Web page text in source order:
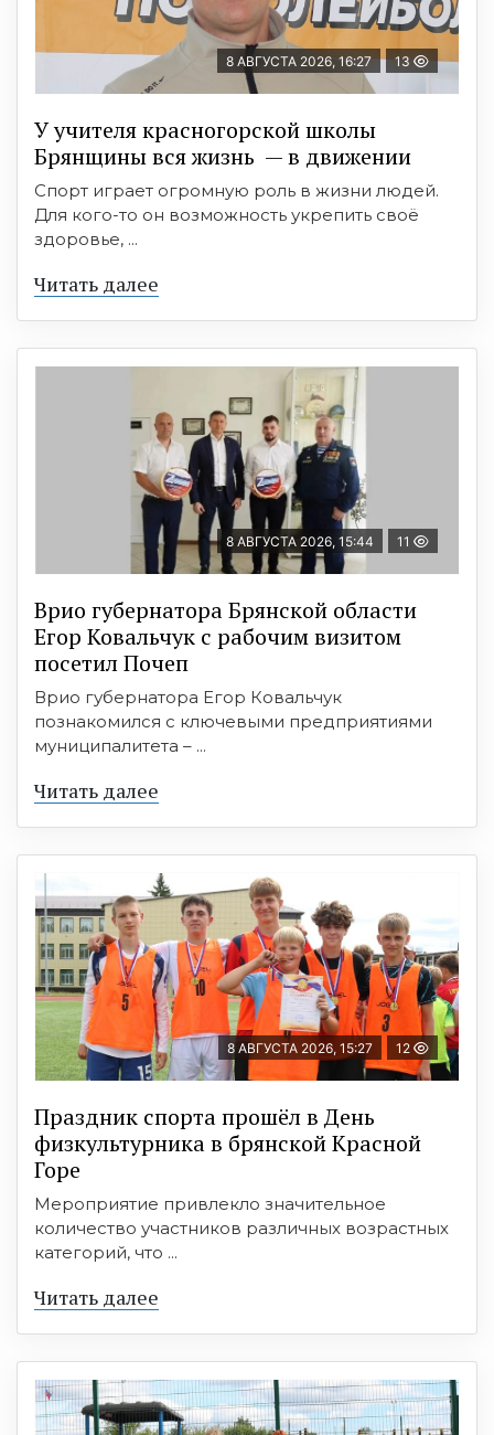
8 АВГУСТА 2026, 16:27 13
У учителя красногорской школы
Брянщины вся жизнь — в движении
Спорт играет огромную роль в жизни людей.
Для кого-то он возможность укрепить своё
здоровье, ...
Читать далее
8 АВГУСТА 2026, 15:44 11
Врио губернатора Брянской области
Егор Ковальчук с рабочим визитом
посетил Почеп
Врио губернатора Егор Ковальчук
познакомился с ключевыми предприятиями
муниципалитета – ...
Читать далее
8 АВГУСТА 2026, 15:27 12
Праздник спорта прошёл в День
физкультурника в брянской Красной
Горе
Мероприятие привлекло значительное
количество участников различных возрастных
категорий, что ...
Читать далее